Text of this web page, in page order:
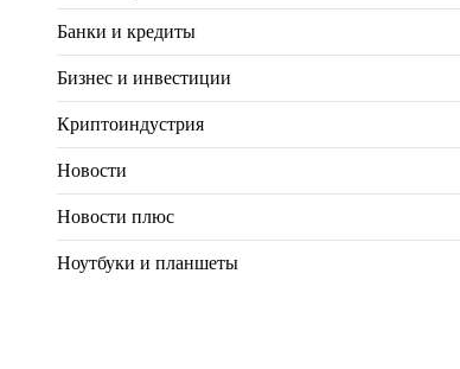
Банки и кредиты
Бизнес и инвестиции
Криптоиндустрия
Новости
Новости плюс
Ноутбуки и планшеты